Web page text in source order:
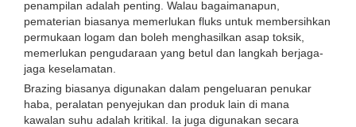
penampilan adalah penting. Walau bagaimanapun,
pematerian biasanya memerlukan fluks untuk membersihkan
permukaan logam dan boleh menghasilkan asap toksik,
memerlukan pengudaraan yang betul dan langkah berjaga-
jaga keselamatan.
Brazing biasanya digunakan dalam pengeluaran penukar
haba, peralatan penyejukan dan produk lain di mana
kawalan suhu adalah kritikal. Ia juga digunakan secara